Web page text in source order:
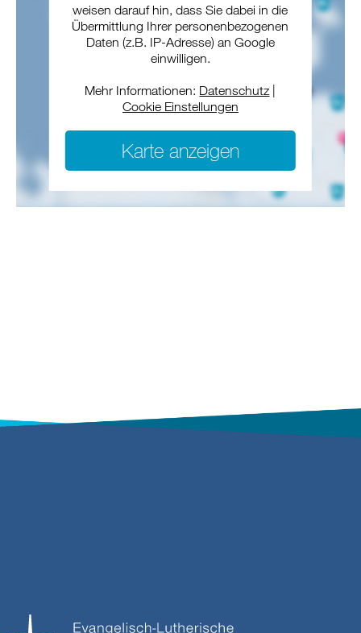
weisen darauf hin, dass Sie dabei in die
Übermittlung Ihrer personenbezogenen
Daten (z.B. IP-Adresse) an Google
einwilligen.
Mehr Informationen: Datenschutz
Cookie Einstellungen
Karte anzeigen